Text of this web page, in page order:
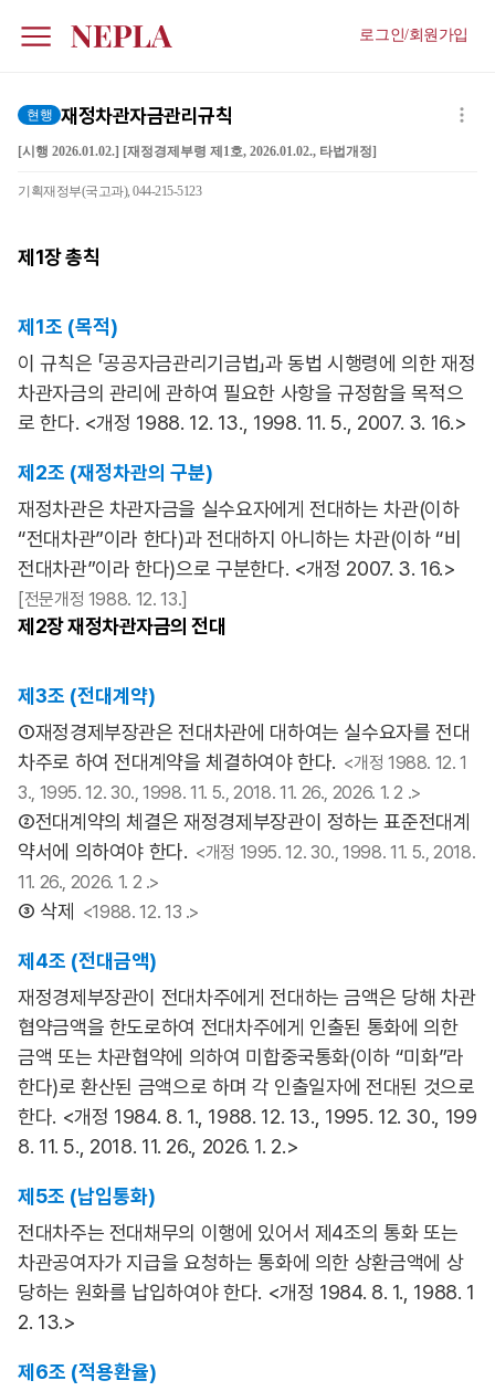
로그인/회원가입
현행 재정차관자금관리규칙
[시행 2026.01.02.] [재정경제부령 제1호, 2026.01.02., 타법개정]
기획재정부(국고과), 044-215-5123
제1장총칙
제1조 (목적)
이 규칙은 「공공자금관리기금법」과 동법 시행령에 의한 재정
차관자금의 관리에 관하여 필요한 사항을 규정함을 목적으
로 한다. <개정 1988. 12. 13., 1998. 11. 5., 2007. 3. 16.>
제2조 (재정차관의 구분)
재정차관은 차관자금을 실수요자에게 전대하는 차관(이하
“전대차관”이라 한다)과 전대하지 아니하는 차관(이하 “비
전대차관”이라 한다)으로 구분한다. <개정 2007. 3. 16.>
[전문개정 1988. 12. 13.]
제2장재정차관자금의 전대
제3조 (전대계약)
①재정경제부장관은 전대차관에 대하여는 실수요자를 전대
차주로 하여 전대계약을 체결하여야 한다. <개정 1988. 12. 1
3., 1995. 12. 30., 1998. 11. 5., 2018. 11. 26., 2026. 1. 2 .>
②전대계약의 체결은 재정경제부장관이 정하는 표준전대계
약서에 의하여야 한다. <개정 1995. 12. 30., 1998. 11. 5., 2018.
11. 26., 2026. 1. 2 .>
③ 삭제 <1988. 12. 13 .>
제4조 (전대금액)
재정경제부장관이 전대차주에게 전대하는 금액은 당해 차관
협약금액을 한도로하여 전대차주에게 인출된 통화에 의한
금액 또는 차관협약에 의하여 미합중국통화(이하 “미화”라
한다)로 환산된 금액으로 하며 각 인출일자에 전대된 것으로
한다. <개정 1984. 8. 1., 1988. 12. 13., 1995. 12. 30., 199
8. 11. 5., 2018. 11. 26., 2026. 1. 2.>
제5조 (납입통화)
전대차주는 전대채무의 이행에 있어서 제4조의 통화 또는
차관공여자가 지급을 요청하는 통화에 의한 상환금액에 상
당하는 원화를 납입하여야 한다. <개정 1984. 8. 1., 1988. 1
2. 13.>
제6조 (적용환율)